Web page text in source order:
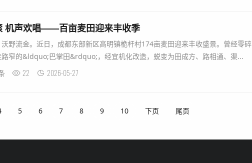
机声欢唱——百亩麦田迎来丰收季
野流金。近日，成都东部新区高明镇桅杆村174亩麦田迎来丰收盛景。曾经零碎
路窄的&ldquo;巴掌田&rdquo;，经宜机化改造，蜕变为田成方、路相通、渠...
22 2026-05-27
5 6 7 8 9 10 下页 尾页